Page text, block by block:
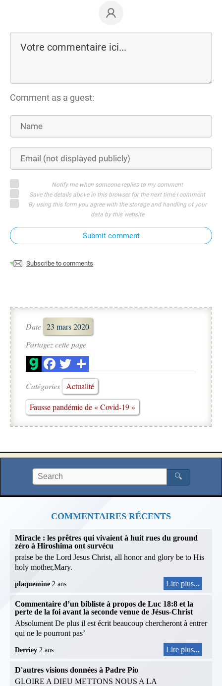
Comment as a guest:
Notify me when someone replies to my comment
Save the details above in this browser for the next time I comment
By using this form you agree with the storage and handling of your
data by this website
Submit comment
Subscribe to comments
Date 23 mars 2020
Partagez cette page
Catégories
Actualité
Fausse pandémie de « Covid-19 »
🔍
COMMENTAIRES RÉCENTS
Miracle : les prêtres qui vivaient à huit rues du ground
zéro à Hiroshima ont survécu
praise be the Lord Jesus Christ, all honor and glory be to His
holy mother,Mary.
plaquemine 2 ans Lire plus...
Commentaire d’un bibliste à propos de Luc 18:8 et la
perte de la foi avant la seconde venue de Jésus-Christ
Absolument De plus il est écrit beaucoup chercheront à entrer
qui ne le pourront pas’
Derriey 2 ans Lire plus...
D'autres visions données à Padre Pio
GLOIRE A DIEU METTONS NOUS A LA